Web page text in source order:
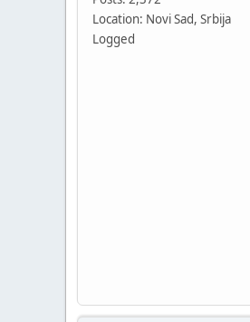
Location: Novi Sad, Srbija
Logged